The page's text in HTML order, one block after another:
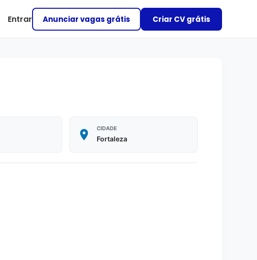
Entrar Anunciar vagas grátis Criar CV grátis
CIDADE
Fortaleza